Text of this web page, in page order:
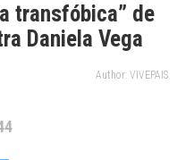
transfóbica” de
Daniela Vega
Author: VIVEPAIS